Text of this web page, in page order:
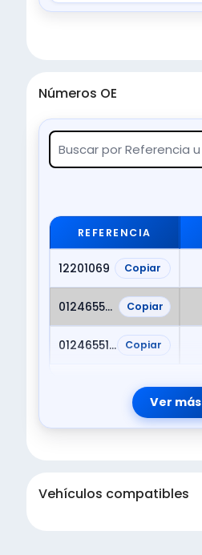
Números OE
REFERENCIA
12201069 Copiar
0124655080 Copiar
0124655191 Copiar
Ver más
Vehículos compatibles